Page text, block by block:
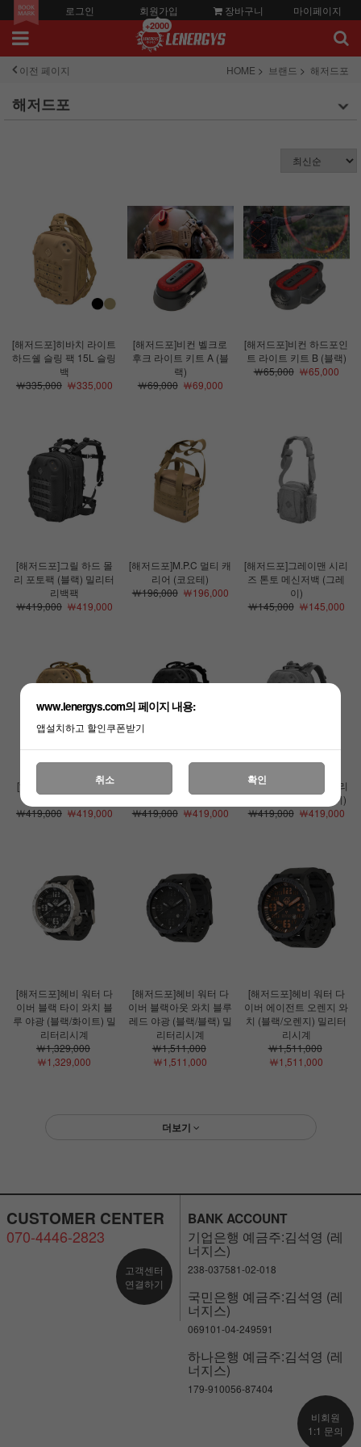
로그인 회원가입
+2000
장바구니 마이페이지
이전 페이지 HOME 브랜드 해저드포
해저드포
[해저드포]히바치 라이트
하드쉘 슬링 팩 15L 슬링
백
￦335,000￦335,000
[해저드포]비컨 벨크로
후크 라이트 키트 A (블
랙)
￦69,000￦69,000
[해저드포]비컨 하드포인
트 라이트 키트 B (블랙)
￦65,000￦65,000
[해저드포]그릴 하드 몰
리 포토팩 (블랙) 밀리터
리백팩
￦419,000￦419,000
[해저드포]M.P.C 멀티 캐
리어 (코요테)
￦196,000￦196,000
[해저드포]그레이맨 시리
즈 톤토 메신저백 (그레
이)
￦145,000￦145,000
[해저드포]필박스 백팩
(코요테)
￦419,000￦419,000
(블랙)
￦419,000￦419,000
[해저드포]그레이맨 시리
즈 필박스 백팩 (그레이)
￦419,000￦419,000
[해저드포]헤비 워터 다
이버 블랙 타이 와치 블
루 야광 (블랙/화이트) 밀
리터리시계
￦1,329,000
￦1,329,000
[해저드포]헤비 워터 다
이버 블랙아웃 와치 블루
레드 야광 (블랙/블랙) 밀
리터리시계
￦1,511,000
￦1,511,000
[해저드포]헤비 워터 다
이버 에이전트 오렌지 와
치 (블랙/오렌지) 밀리터
리시계
￦1,511,000
￦1,511,000
더보기
CUSTOMER CENTER
070-4446-2823
고객센터
연결하기
BANK ACCOUNT
기업은행 예금주:김석영 (레
너지스)
238-037581-02-018
국민은행 예금주:김석영 (레
너지스)
069101-04-249591
하나은행 예금주:김석영 (레
너지스)
179-910056-87404
비회원
1:1 문의
www.lenergys.com의 페이지 내용:
앱설치하고 할인쿠폰받기
취소 확인